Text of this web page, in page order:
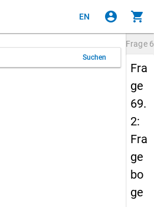
EN account_circle shopping_cart
Suchen
Frage
Fra
ge
69.
2:
Fra
ge
bo
ge